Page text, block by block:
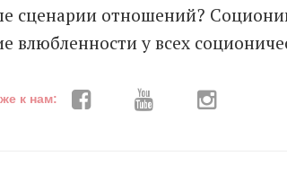
сценарии отношений?
влюбленности у всех
к нам: